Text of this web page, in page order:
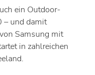
ein Outdoor-
– und damit
Samsung mit
in zahlreichen